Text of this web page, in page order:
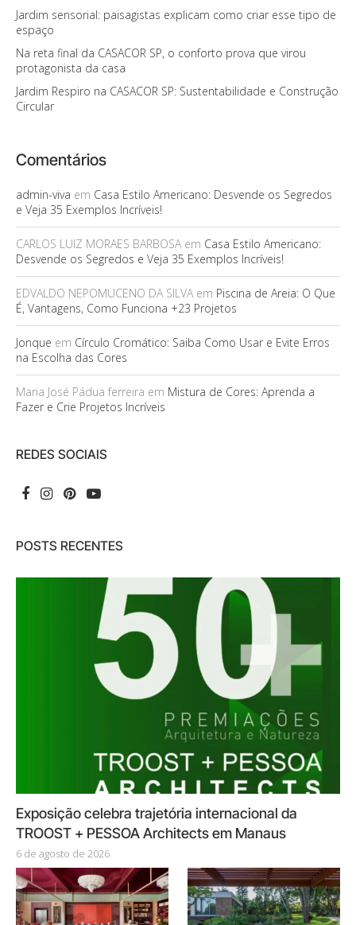
Jardim sensorial: paisagistas explicam como criar esse tipo de
espaço
Na reta final da CASACOR SP, o conforto prova que virou
protagonista da casa
Jardim Respiro na CASACOR SP: Sustentabilidade e Construção
Circular
Comentários
admin-viva em Casa Estilo Americano: Desvende os Segredos
e Veja 35 Exemplos Incríveis!
CARLOS LUIZ MORAES BARBOSA em Casa Estilo Americano:
Desvende os Segredos e Veja 35 Exemplos Incríveis!
EDVALDO NEPOMUCENO DA SILVA em Piscina de Areia: O Que
É, Vantagens, Como Funciona +23 Projetos
Jonque em Círculo Cromático: Saiba Como Usar e Evite Erros
na Escolha das Cores
Maria José Pádua ferreira em Mistura de Cores: Aprenda a
Fazer e Crie Projetos Incríveis
REDES SOCIAIS
POSTS RECENTES
Exposição celebra trajetória internacional da
TROOST + PESSOA Architects em Manaus
6 de agosto de 2026